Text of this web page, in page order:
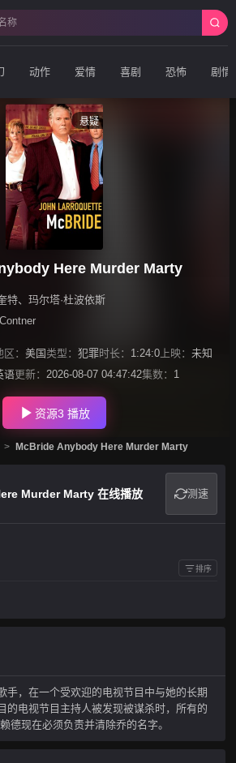
动作 爱情 喜剧 恐怖 剧情
悬疑
Here Murder Marty
特、 玛尔塔·杜波依斯
区： 美国 类型： 犯罪时长： 1:24:0 上映： 未知
语更新： 2026-08-07 04:47:42集数： 1
资源3 播放
> McBride Anybody Here Murder Marty
Murder Marty 在线播放 测速
排序
手，在一个受欢迎的电视节目中与她的长期
的电视节目主持人被发现被谋杀时，所有的
德现在必须负责并清除乔的名字。